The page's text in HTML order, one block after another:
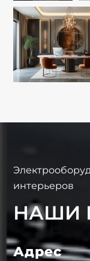
интерьеров
НАШИ
Адрес